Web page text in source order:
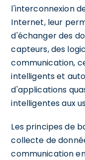
l'interconnexion
Internet, leur
d'échanger des
capteurs, des
communication,
intelligents et
d'applications
intelligentes aux
Les principes de
collecte de
communication